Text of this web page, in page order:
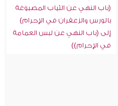
(باب النهي عن الثياب المصبوغة
بالورس والزعفران في الإحرام)
إلى (باب النهي عن لبس العمامة
في الإحرام))